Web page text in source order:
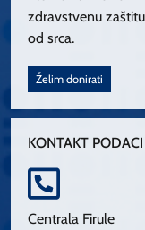
zdravstvenu
od srca.
Želim donirati
KONTAKT PODACI
Centrala Firule